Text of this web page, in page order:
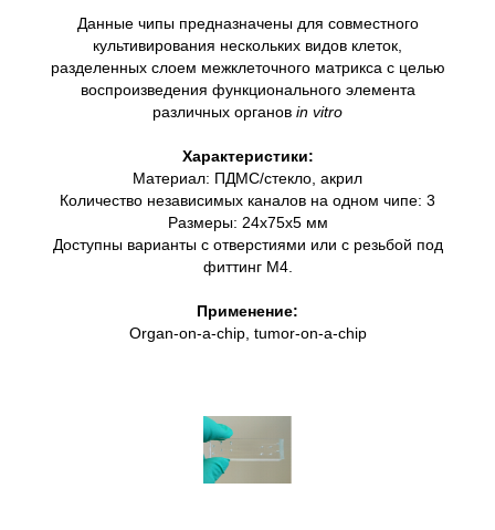
Данные чипы предназначены для совместного
культивирования нескольких видов клеток,
разделенных слоем межклеточного матрикса с целью
воспроизведения функционального элемента
различных органов in vitro
Характеристики:
Материал: ПДМС/стекло, акрил
Количество независимых каналов на одном чипе: 3
Размеры: 24х75х5 мм
Доступны варианты с отверстиями или с резьбой под
фиттинг М4.
Применение:
Organ-on-a-chip, tumor-on-a-chip